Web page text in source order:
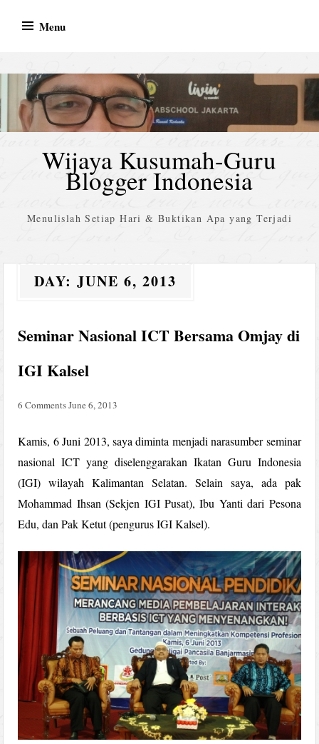
Menu
Wijaya Kusumah-Guru
Blogger Indonesia
Menulislah Setiap Hari & Buktikan Apa yang Terjadi
DAY:JUNE 6, 2013
Seminar Nasional ICT Bersama Omjay di
IGI Kalsel
6 CommentsJune 6, 2013
Kamis, 6 Juni 2013, saya diminta menjadi narasumber seminar
nasional ICT yang diselenggarakan Ikatan Guru Indonesia
(IGI) wilayah Kalimantan Selatan. Selain saya, ada pak
Mohammad Ihsan (Sekjen IGI Pusat), Ibu Yanti dari Pesona
Edu, dan Pak Ketut (pengurus IGI Kalsel).